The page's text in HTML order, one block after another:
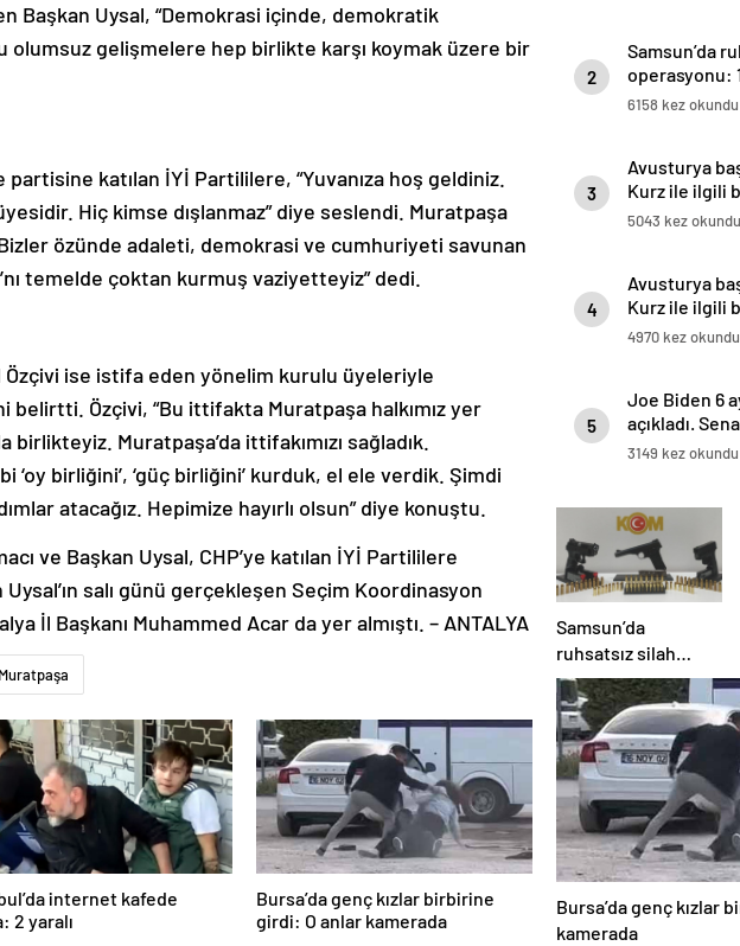
Başkan Uysal, “Demokrasi içinde, demokratik
gelişmelere hep birlikte karşı koymak üzere bir
partisine katılan İYİ Partililere, “Yuvanıza hoş geldiniz.
Hiç kimse dışlanmaz” diye seslendi. Muratpaşa
özünde adaleti, demokrasi ve cumhuriyeti savunan
temelde çoktan kurmuş vaziyetteyiz” dedi.
Özçivi ise istifa eden yönelim kurulu üyeleriyle
belirtti. Özçivi, “Bu ittifakta Muratpaşa halkımız yer
birlikteyiz. Muratpaşa’da ittifakımızı sağladık.
‘oy birliğini’, ‘güç birliğini’ kurduk, el ele verdik. Şimdi
atacağız. Hepimize hayırlı olsun” diye konuştu.
ve Başkan Uysal, CHP’ye katılan İYİ Partililere
salı günü gerçekleşen Seçim Koordinasyon
İl Başkanı Muhammed Acar da yer almıştı. – ANTALYA
Muratpaşa
internet kafede
2 yaralı
Bursa’da genç kızlar birbirine
girdi: O anlar kamerada
2
Samsun’da
operasyonu:
6158 kez okundu
3
Avusturya
Kurz ile ilgili
5043 kez okundu
4
Avusturya
Kurz ile ilgili
4970 kez okundu
5
Joe Biden 6
açıkladı.
3149 kez okundu
Samsun’da
ruhsatsız silah
operasyonu: 1 kişi
yakalandı
Bursa’da genç kızlar
kamerada